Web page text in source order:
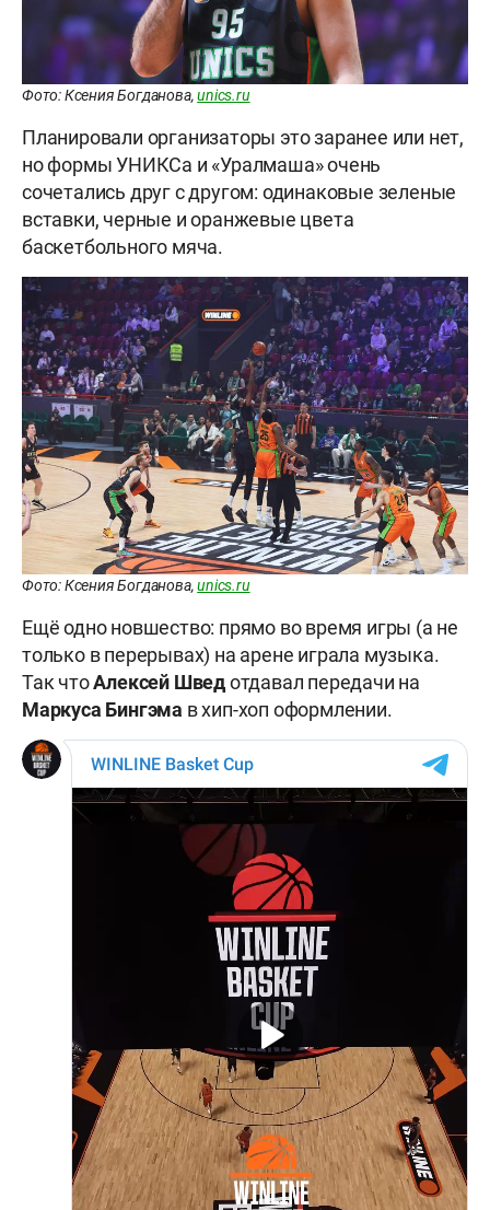
Фото: Ксения Богданова,unics.ru
Планировали организаторы это заранее или нет,
но формы УНИКСа и «Уралмаша» очень
сочетались друг с другом: одинаковые зеленые
вставки, черные и оранжевые цвета
баскетбольного мяча.
Фото: Ксения Богданова,unics.ru
Ещё одно новшество: прямо во время игры (а не
только в перерывах) на арене играла музыка.
Так чтоАлексей Шведотдавал передачи на
Маркуса Бингэма в хип-хоп оформлении.